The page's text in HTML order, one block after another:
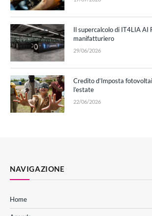
Il supercalcolo di IT4LIA AI
manifatturiero
29/06/2026
Credito d’Imposta
l’estate
22/06/2026
NAVIGAZIONE
Home